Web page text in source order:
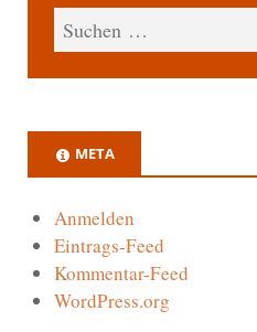
META
Anmelden
Eintrags-Feed
Kommentar-Feed
WordPress.org